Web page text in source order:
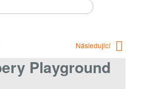
Následující
Playground